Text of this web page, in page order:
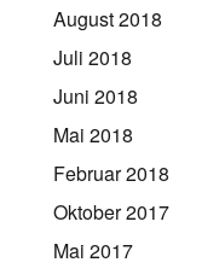
August 2018
Juli 2018
Juni 2018
Mai 2018
Februar 2018
Oktober 2017
Mai 2017